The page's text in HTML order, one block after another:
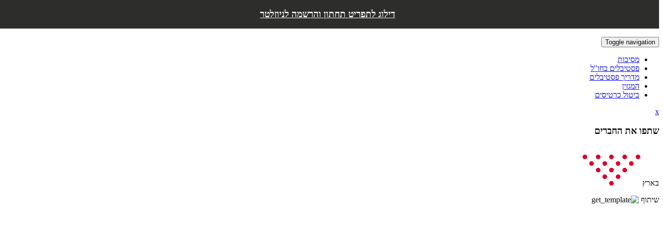
דילוג לתפריט
דילוג לתפריט תחתון והרשמה לניוזלטר
Toggle navigation
מסיבות
פסטיבלים בחו"ל
מדריך פסטיבלים
המגזין
ביטול כרטיסים
x
שתפו את החברים
בארץ
שיתוף